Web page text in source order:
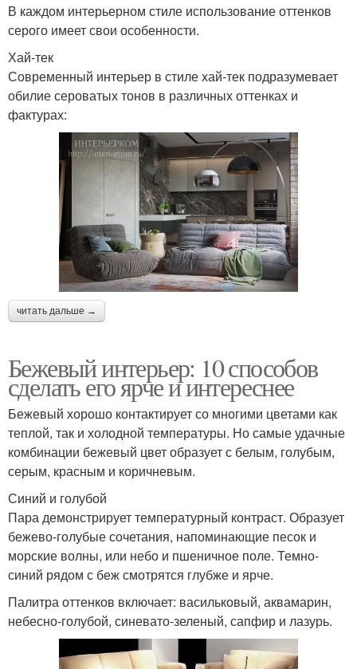
В каждом интерьерном стиле использование оттенков
серого имеет свои особенности.
Хай-тек
Современный интерьер в стиле хай-тек подразумевает
обилие сероватых тонов в различных оттенках и
фактурах:
читать дальше →
Бежевый интерьер: 10 способов
сделать его ярче и интереснее
Бежевый хорошо контактирует со многими цветами как
теплой, так и холодной температуры. Но самые удачные
комбинации бежевый цвет образует с белым, голубым,
серым, красным и коричневым.
Синий и голубой
Пара демонстрирует температурный контраст. Образует
бежево-голубые сочетания, напоминающие песок и
морские волны, или небо и пшеничное поле. Темно-
синий рядом с беж смотрятся глубже и ярче.
Палитра оттенков включает: васильковый, аквамарин,
небесно-голубой, синевато-зеленый, сапфир и лазурь.